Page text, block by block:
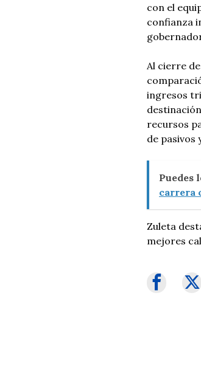
con el
confianza
Al cierre
ingresos
recursos
de pasivos
Puedes
carrera
Zuleta
mejores